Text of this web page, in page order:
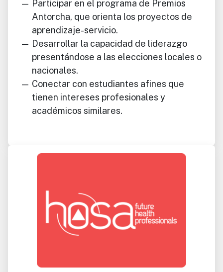
Participar en el programa de Premios
Antorcha, que orienta los proyectos de
aprendizaje-servicio.
Desarrollar la capacidad de liderazgo
presentándose a las elecciones locales o
nacionales.
Conectar con estudiantes afines que
tienen intereses profesionales y
académicos similares.